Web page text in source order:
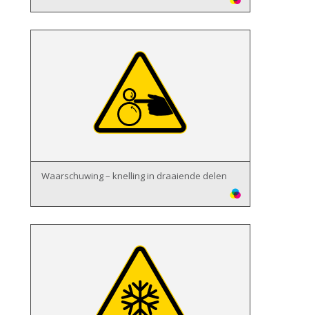
Waarschuwing – knelling in draaiende delen